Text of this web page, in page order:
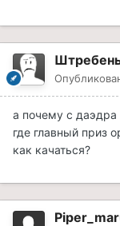
май инглиш из
разными
окно без рамки,
Ну и также
Версия MFR
а почему с даэдра
где главный приз
как качаться?